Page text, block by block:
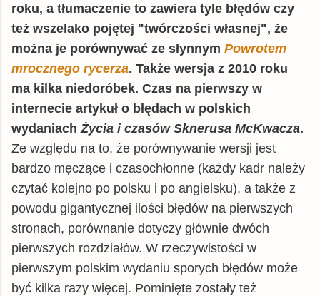
roku, a tłumaczenie to zawiera tyle błędów czy
też wszelako pojętej "twórczości własnej", że
można je porównywać ze słynnym Powrotem
mrocznego rycerza. Także wersja z 2010 roku
ma kilka niedoróbek. Czas na pierwszy w
internecie artykuł o błędach w polskich
wydaniachŻycia i czasów Sknerusa McKwacza.
Ze względu na to, że porównywanie wersji jest
bardzo męczące i czasochłonne (każdy kadr należy
czytać kolejno po polsku i po angielsku), a także z
powodu gigantycznej ilości błędów na pierwszych
stronach, porównanie dotyczy głównie dwóch
pierwszych rozdziałów. W rzeczywistości w
pierwszym polskim wydaniu sporych błędów może
być kilka razy więcej. Pominięte zostały też